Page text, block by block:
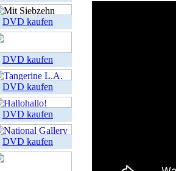
DVD kaufen
DVD kaufen
DVD kaufen
DVD kaufen
DVD kaufen